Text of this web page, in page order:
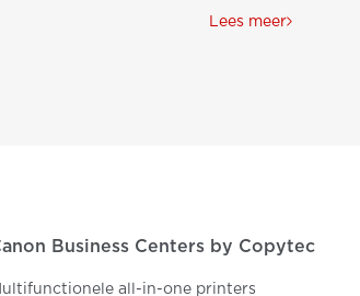
Lees meer
Business Centers by Copytec
all-in-one printers